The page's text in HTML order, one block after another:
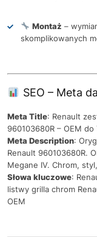
Montaż –
skomplikowanych
SEO – Meta
Meta Title: Renault
960103680R – OEM do
Meta Description:
Renault 960103680R.
Megane IV. Chrom,
Słowa kluczowe:
listwy grilla chrom
OEM